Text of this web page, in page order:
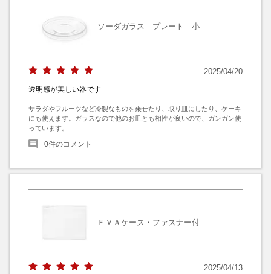
ソーダガラス プレート 小
2025/04/20
透明感が美しい器です
サラダやフルーツなど冷製なものを乗せたり、取り皿にしたり、ケーキ
にも使えます。ガラスなので他のお皿とも相性が良いので、ガンガン使
っています。
0件のコメント
ＥＶＡケース・ファスナー付
2025/04/13